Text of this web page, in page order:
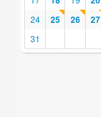
24 25 26 27
31